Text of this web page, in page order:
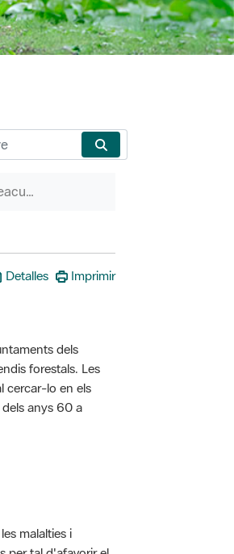
P&aacute;ginas hu&eacute;rfanas
Detalles Imprimir
dels
forestals. Les
cercar-lo en els
anys 60 a
malalties i